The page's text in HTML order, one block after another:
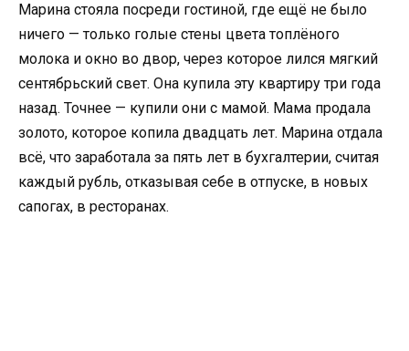
Марина стояла посреди гостиной, где ещё не было
ничего — только голые стены цвета топлёного
молока и окно во двор, через которое лился мягкий
сентябрьский свет. Она купила эту квартиру три года
назад. Точнее — купили они с мамой. Мама продала
золото, которое копила двадцать лет. Марина отдала
всё, что заработала за пять лет в бухгалтерии, считая
каждый рубль, отказывая себе в отпуске, в новых
сапогах, в ресторанах.